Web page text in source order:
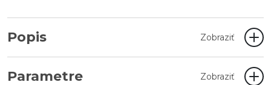
Popis Zobraziť
Parametre Zobraziť